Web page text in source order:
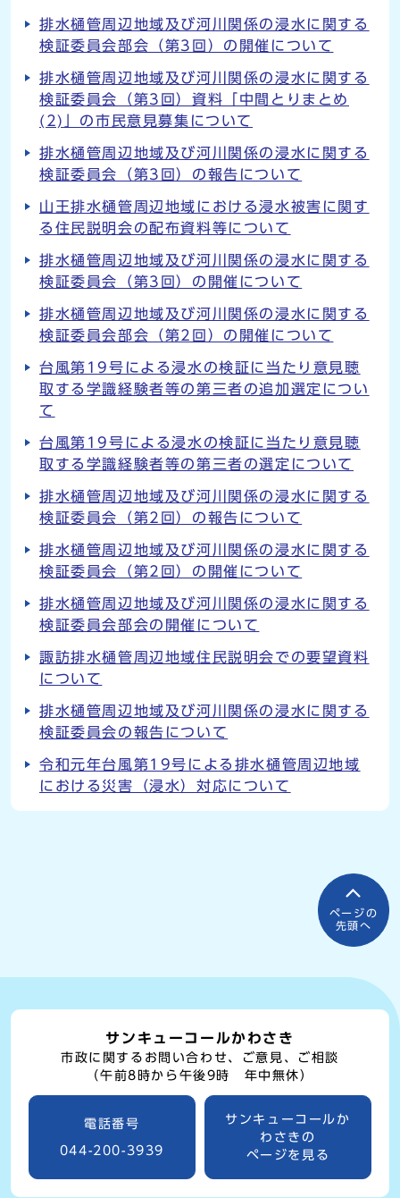
排水樋管周辺地域及び河川関係の浸水に関する
検証委員会部会（第3回）の開催について
排水樋管周辺地域及び河川関係の浸水に関する
検証委員会（第3回）資料「中間とりまとめ
(2)」の市民意見募集について
排水樋管周辺地域及び河川関係の浸水に関する
検証委員会（第3回）の報告について
山王排水樋管周辺地域における浸水被害に関す
る住民説明会の配布資料等について
排水樋管周辺地域及び河川関係の浸水に関する
検証委員会（第3回）の開催について
排水樋管周辺地域及び河川関係の浸水に関する
検証委員会部会（第2回）の開催について
台風第19号による浸水の検証に当たり意見聴
取する学識経験者等の第三者の追加選定につい
て
台風第19号による浸水の検証に当たり意見聴
取する学識経験者等の第三者の選定について
排水樋管周辺地域及び河川関係の浸水に関する
検証委員会（第2回）の報告について
排水樋管周辺地域及び河川関係の浸水に関する
検証委員会（第2回）の開催について
排水樋管周辺地域及び河川関係の浸水に関する
検証委員会部会の開催について
諏訪排水樋管周辺地域住民説明会での要望資料
について
排水樋管周辺地域及び河川関係の浸水に関する
検証委員会の報告について
令和元年台風第19号による排水樋管周辺地域
における災害（浸水）対応について
ページの
先頭へ
サンキューコールかわさき
市政に関するお問い合わせ、ご意見、ご相談
（午前8時から午後9時 年中無休）
電話番号
044-200-3939
サンキューコールか
わさきの
ページを見る